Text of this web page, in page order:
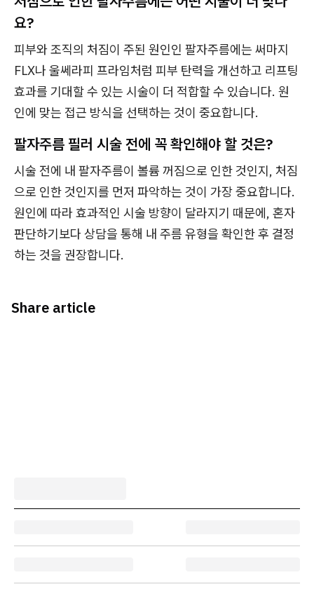
요?
피부와 조직의 처짐이 주된 원인인 팔자주름에는 써마지
FLX나 울쎄라피 프라임처럼 피부 탄력을 개선하고 리프팅
효과를 기대할 수 있는 시술이 더 적합할 수 있습니다. 원
인에 맞는 접근 방식을 선택하는 것이 중요합니다.
팔자주름 필러 시술 전에 꼭 확인해야 할 것은?
시술 전에 내 팔자주름이 볼륨 꺼짐으로 인한 것인지, 처짐
으로 인한 것인지를 먼저 파악하는 것이 가장 중요합니다.
원인에 따라 효과적인 시술 방향이 달라지기 때문에, 혼자
판단하기보다 상담을 통해 내 주름 유형을 확인한 후 결정
하는 것을 권장합니다.
Share article